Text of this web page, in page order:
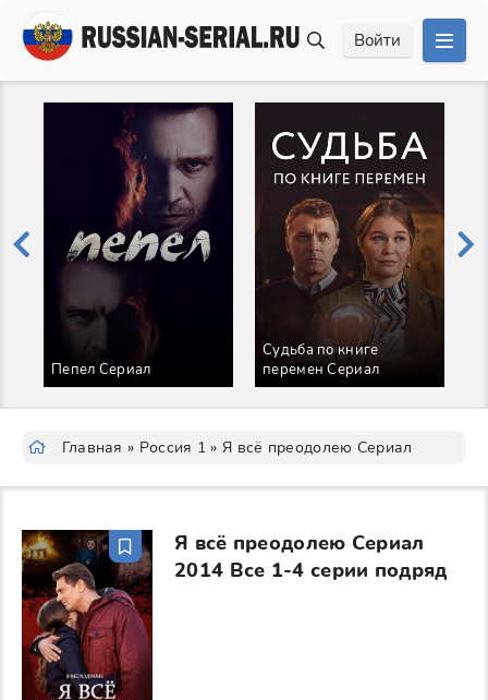
Войти
Пепел Сериал
Судьба по книге
перемен Сериал
Главная » Россия 1 » Я всё преодолею Сериал
Я всё преодолею Сериал
2014 Все 1-4 серии подряд